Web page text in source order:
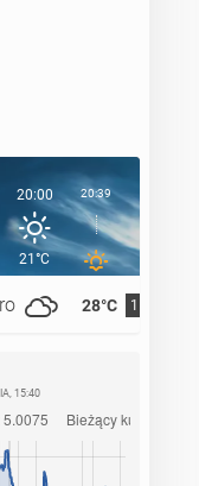
28°C 11°C
20:00
21°C
20:39 21:00
15:40